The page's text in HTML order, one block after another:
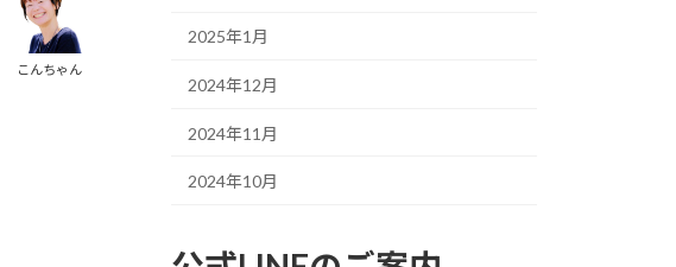
こんちゃん
2025年1月
2024年12月
2024年11月
2024年10月